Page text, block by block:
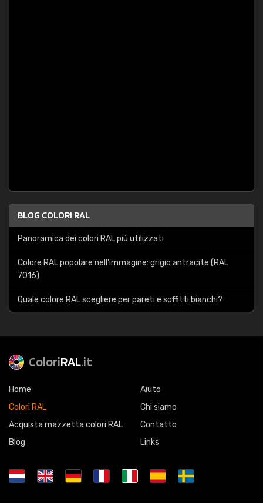
BLOG COLORI RAL
Panoramica dei colori RAL più utilizzati
Colore RAL popolare nell'immagine: grigio antracite (RAL
7016)
Quale colore RAL scegliere per pareti e soffitti bianchi?
ColoriRAL.it
Home
Colori RAL
Acquista mazzetta colori RAL
Blog
Aiuto
Chi siamo
Contatto
Links